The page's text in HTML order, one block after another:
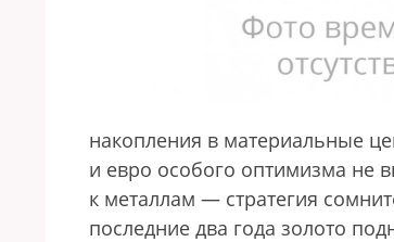
накопления в материальные
и евро особого оптимизма не
к металлам — стратегия
последние два года золото